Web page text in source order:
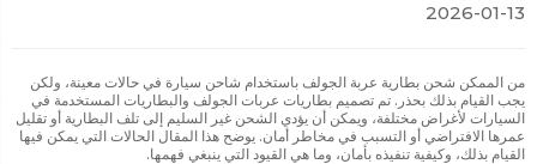
2026-01-13
من الممكن شحن بطارية عربة الجولف باستخدام شاحن سيارة في حالات معينة، ولكن
يجب القيام بذلك بحذر. تم تصميم بطاريات عربات الجولف والبطاريات المستخدمة في
السيارات لأغراض مختلفة، ويمكن أن يؤدي الشحن غير السليم إلى تلف البطارية أو تقليل
عمرها الافتراضي أو التسبب في مخاطر أمان. يوضح هذا المقال الحالات التي يمكن فيها
القيام بذلك، وكيفية تنفيذه بأمان، وما هي القيود التي ينبغي فهمها.